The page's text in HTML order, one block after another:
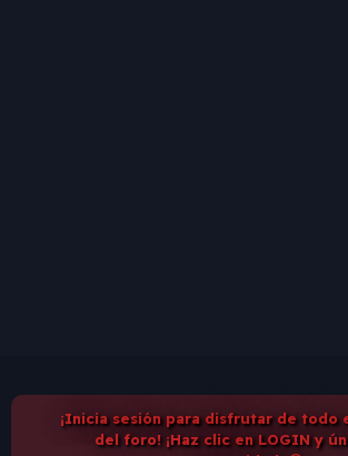
¡Inicia sesión para disfrutar de todo
del foro! ¡Haz clic en LOGIN y